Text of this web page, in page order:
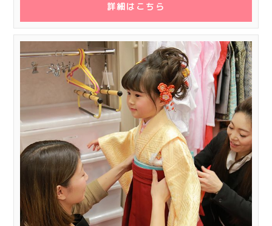
詳細はこちら